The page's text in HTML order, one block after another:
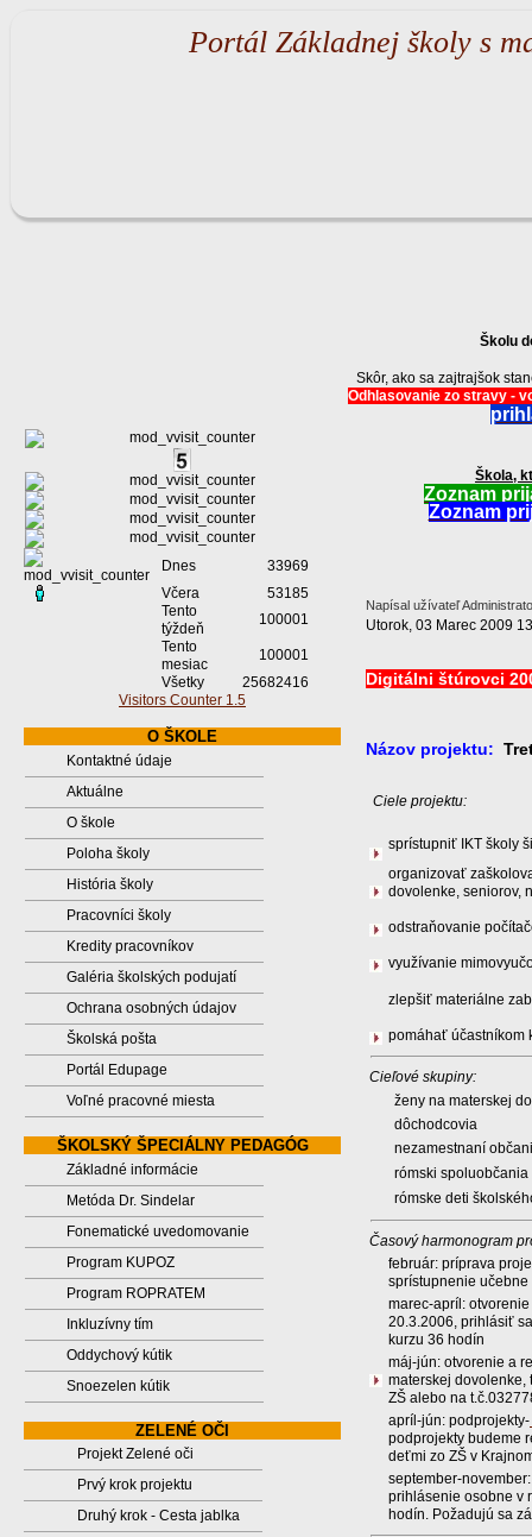
Portál Základnej školy s
Dnes
33969
Včera
53185
Tento
týždeň
100001
Tento
mesiac
100001
Všetky
25682416
Visitors Counter 1.5
O ŠKOLE
Kontaktné údaje
Aktuálne
O škole
Poloha školy
História školy
Pracovníci školy
Kredity pracovníkov
Galéria školských podujatí
Ochrana osobných údajov
Školská pošta
Portál Edupage
Voľné pracovné miesta
ŠKOLSKÝ ŠPECIÁLNY PEDAGÓG
Základné informácie
Metóda Dr. Sindelar
Fonematické uvedomovanie
Program KUPOZ
Program ROPRATEM
Inkluzívny tím
Oddychový kútik
Snoezelen kútik
ZELENÉ OČI
Projekt Zelené oči
Prvý krok projektu
Druhý krok - Cesta jablka
Školu
Skôr, ako sa zajtrajšok
Odhlasovanie zo stravy -
Škola,
Zoznam
Zoznam
Napísal užívateľ
Utorok, 03 Marec 2009
Digitálni štúrovci
Názov projektu:
Ciele projektu:
sprístupniť IKT školy
organizovať
dovolenke, seniorov,
odstraňovanie
využívanie
zlepšiť materiálne
pomáhať účastníkom
Cieľové skupiny:
ženy na materskej
dôchodcovia
nezamestnaní
rómski spoluobčania
rómske deti
Časový harmonogram
február: príprava
sprístupnenie
marec-apríl:
20.3.2006, prihlásiť
kurzu 36 hodín
máj-jún: otvorenie a
materskej
ZŠ alebo na
apríl-jún: podprojekty-
podprojekty budeme
deťmi zo ZŠ v
september-
prihlásenie osobne v
hodín. Požadujú sa